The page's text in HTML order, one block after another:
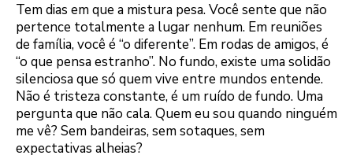
Tem dias em que a mistura pesa. Você sente que não
pertence totalmente a lugar nenhum. Em reuniões
de família, você é “o diferente”. Em rodas de amigos, é
“o que pensa estranho”. No fundo, existe uma solidão
silenciosa que só quem vive entre mundos entende.
Não é tristeza constante, é um ruído de fundo. Uma
pergunta que não cala. Quem eu sou quando ninguém
me vê? Sem bandeiras, sem sotaques, sem
expectativas alheias?